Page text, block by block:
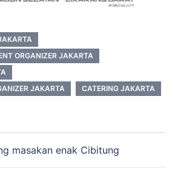
ORGANIZER JAKARTA
JAKARTA
CATERING JAKARTA
masakan enak Cibitung